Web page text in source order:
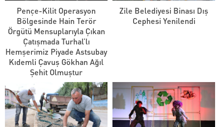
Pençe-Kilit Operasyon
Bölgesinde Hain Terör
Örgütü Mensuplarıyla Çıkan
Çatışmada Turhal’lı
Hemşerimiz Piyade Astsubay
Kıdemli Çavuş Gökhan Ağıl
Şehit Olmuştur
Zile Belediyesi Binası Dış
Cephesi Yenilendi